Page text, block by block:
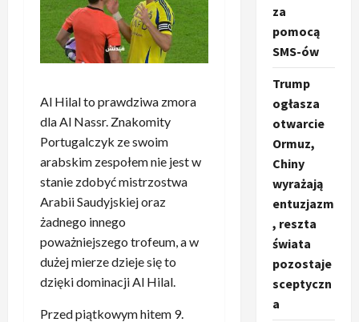
Al Hilal to prawdziwa zmora
dla Al Nassr. Znakomity
Portugalczyk ze swoim
arabskim zespołem nie jest w
stanie zdobyć mistrzostwa
Arabii Saudyjskiej oraz
żadnego innego
poważniejszego trofeum, a w
dużej mierze dzieje się to
dzięki dominacji Al Hilal.
Przed piątkowym hitem 9.
za
pomocą
SMS-ów
Trump
ogłasza
otwarcie
Ormuz,
Chiny
wyrażają
entuzjazm
, reszta
świata
pozostaje
sceptyczn
a